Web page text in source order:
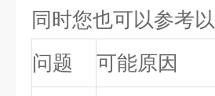
同时您也可以参考
问题
可能原因